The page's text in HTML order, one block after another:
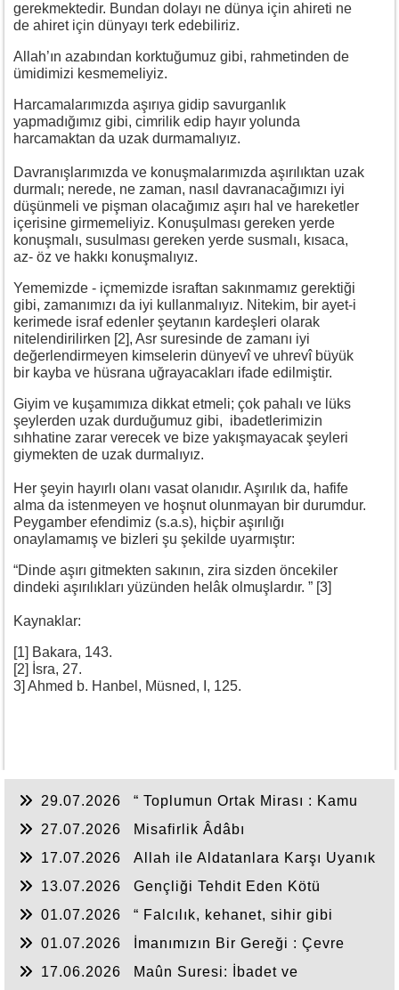
gerekmektedir. Bundan dolayı ne dünya için ahireti ne
de ahiret için dünyayı terk edebiliriz.
Allah’ın azabından korktuğumuz gibi, rahmetinden de
ümidimizi kesmemeliyiz.
Harcamalarımızda aşırıya gidip savurganlık
yapmadığımız gibi, cimrilik edip hayır yolunda
harcamaktan da uzak durmamalıyız.
Davranışlarımızda ve konuşmalarımızda aşırılıktan uzak
durmalı; nerede, ne zaman, nasıl davranacağımızı iyi
düşünmeli ve pişman olacağımız aşırı hal ve hareketler
içerisine girmemeliyiz. Konuşulması gereken yerde
konuşmalı, susulması gereken yerde susmalı, kısaca,
az- öz ve hakkı konuşmalıyız.
Yememizde - içmemizde israftan sakınmamız gerektiği
gibi, zamanımızı da iyi kullanmalıyız. Nitekim, bir ayet-i
kerimede israf edenler şeytanın kardeşleri olarak
nitelendirilirken [2], Asr suresinde de zamanı iyi
değerlendirmeyen kimselerin dünyevî ve uhrevî büyük
bir kayba ve hüsrana uğrayacakları ifade edilmiştir.
Giyim ve kuşamımıza dikkat etmeli; çok pahalı ve lüks
şeylerden uzak durduğumuz gibi, ibadetlerimizin
sıhhatine zarar verecek ve bize yakışmayacak şeyleri
giymekten de uzak durmalıyız.
Her şeyin hayırlı olanı vasat olanıdır. Aşırılık da, hafife
alma da istenmeyen ve hoşnut olunmayan bir durumdur.
Peygamber efendimiz (s.a.s), hiçbir aşırılığı
onaylamamış ve bizleri şu şekilde uyarmıştır:
“Dinde aşırı gitmekten sakının, zira sizden öncekiler
dindeki aşırılıkları yüzünden helâk olmuşlardır. ” [3]
Kaynaklar:
[1] Bakara, 143.
[2] İsra, 27.
3] Ahmed b. Hanbel, Müsned, I, 125.
29.07.2026
“ Toplumun Ortak Mirası : Kamu
27.07.2026
Misafirlik Âdâbı
17.07.2026
Allah ile Aldatanlara Karşı Uyanık
13.07.2026
Gençliği Tehdit Eden Kötü
01.07.2026
“ Falcılık, kehanet, sihir gibi
01.07.2026
İmanımızın Bir Gereği : Çevre
17.06.2026
Maûn Suresi: İbadet ve